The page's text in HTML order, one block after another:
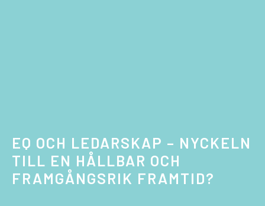
EQ OCH LEDARSKAP – NYCKELN
TILL EN HÅLLBAR OCH
FRAMGÅNGSRIK FRAMTID?